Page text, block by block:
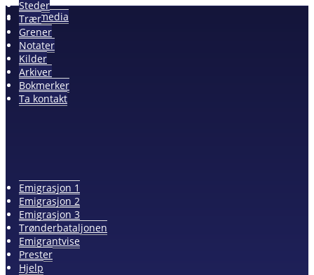
Album
Alle media
Steder
Trær
Grener
Notater
Kilder
Arkiver
Bokmerker
Ta kontakt
Emigrasjon 1
Emigrasjon 2
Emigrasjon 3
Trønderbataljonen
Emigrantvise
Prester
Hjelp